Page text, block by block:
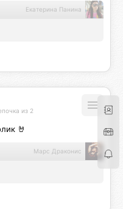
Екатерина Панина
из 2
🤘
Марс Драконис